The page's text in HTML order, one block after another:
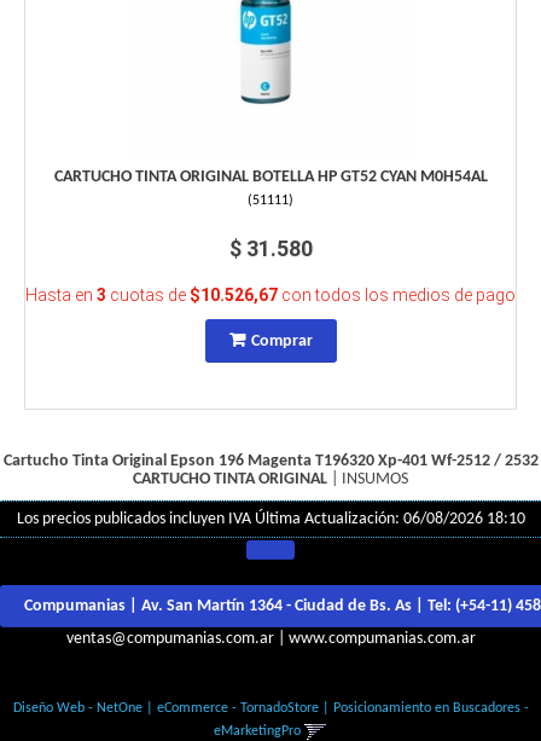
CARTUCHO TINTA ORIGINAL BOTELLA HP GT52 CYAN M0H54AL
(51111)
$ 31.580
Hasta en 3 cuotas de $10.526,67 con todos los medios de pago
Comprar
Cartucho Tinta Original Epson 196 Magenta T196320 Xp-401 Wf-2512 / 2532
CARTUCHO TINTA ORIGINAL
INSUMOS
Los precios publicados incluyen IVA Última Actualización: 06/08/2026 18:10
Compumanias | Av. San Martín 1364 - Ciudad de Bs. As | Tel: (+54-11)
ventas@compumanias.com.ar| www.compumanias.com.ar
Diseño Web - NetOne| eCommerce - TornadoStore| Posicionamiento en Buscadores -
eMarketingPro